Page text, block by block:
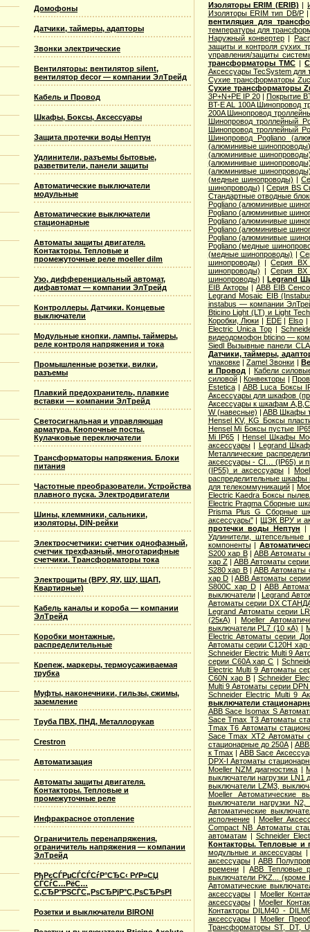
Домофоны
Датчики, таймеры, адапторы
Звонки электрические
Вентиляторы: вентилятор silent,
вентилятор decor — компании ЭлТрейд
Кабель и Провод
Шкафы, Боксы, Аксессуары
Защита протечки воды Нептун
Удлинители, разъемы бытовые,
разветвители, панели защиты
Автоматические выключатели
модульные
Автоматические выключатели
стационарные
Автоматы защиты двигателя.
Контакторы. Тепловые и
промежуточные реле moeller dilm
Узо, дифференциальный автомат,
дифавтомат — компании ЭлТрейд
Контроллеры. Датчики. Концевые
выключатели
Модульные кнопки, лампы, таймеры,
реле контроля напряжения и тока
Промышленные розетки, вилки,
разъемы
Плавкий предохранитель, плавкие
вставки — компании ЭлТрейд
Светосигнальная и управляющая
арматура. Кнопочные посты.
Кулачковые переключатели
Трансформаторы напряжения. Блоки
питания
Частотные преобразователи. Устройства
плавного пуска. Электродвигатели
Шины, клеммники, сальники,
изоляторы, DIN-рейки
Электросчетчики: счетчик однофазный,
счетчик трехфазный, многотарифные
счетчики. Трансформаторы тока
Электрощиты (ВРУ, ЯУ, ЩУ, ЩАП,
Квартирные)
Кабель каналы и короба — компании
ЭлТрейд
Коробки монтажные,
распределительные
Крепеж, маркеры, термоусаживаемая
трубка
Муфты, наконечники, гильзы, сжимы,
заземление
Труба ПВХ, ПНД, Металлорукав
Crestron
Автоматизация
Автоматы защиты двигателя.
Контакторы. Тепловые и
промежуточные реле
Инфракрасное отопление
Ограничитель перенапряжения,
ограничитель напряжения — компании
ЭлТрейд
РђРєСЃРµСЃСЃСѓР°СЂС‹ РґР»СЏ
СЃСѓС…РёС…
С‚СЂР°РЅСЃС„РѕСЂРјР°С‚РѕСЂРѕРІ
Розетки и выключатели BIRONI
Изоляторы ERIM (ERIB) |
Изоляторы ERIM тип DB/P
вентиляция для
температуры для
Наружный конвертер |
защиты и контроля сухих
управления/защиты
трансформаторы TMC|
Аксессуары TecSystem для
Сухие трансформаторы
Сухие трансформаторы
3P+N+PE IP 20| Покрытие
BT-E AL 100A Шинопровод
200A Шинопровод
Шинопровод троллейный
Шинопровод троллейный
Шинопровод Pogliano
(алюминивые
(алюминивые
(алюминивые
(алюминивые
(медные шинопроводы) |
шинопроводы) |Серия ВS
Стандартные отводные
Pogliano (алюминивые
Pogliano (алюминивые
Pogliano (алюминивые
Pogliano (алюминивые
Pogliano (алюминивые
Pogliano (медные
(медные шинопроводы) |
шинопроводы) |Серия ВХ
шинопроводы) |Серия ВХ
шинопроводы) | Legrand
EIB Акторы| ABB EIB
Legrand Mosaic ЕIB
instabus — компании
Bticino Light (LT) и Light
Коробки, Люки | EDE| Elso|
Electric Unica Top|
видеодомофон bticino —
Siedl Вызывные панели
Датчики, таймеры,
упаковке|Zamel Звонки |
и Провод | Кабели
силовой|Конвекторы |
Estetica| ABB Luca Боксы
Аксессуары для шкафов
Аксессуары к шкафам
W (навесные) |ABB Шкафы
Hensel KV, KG Боксы
Hensel Mi Боксы пустые
Mi IP65 |Hensel Шкафы
аксессуары| Legrand
Металлические
аксессуары - CI… (IP65) и
(IP55) и аксессуары|
распределительные
для телекоммуникаций|
Electric Kaedra Боксы
Electric Pragma Сборные
Prisma Plus G Сборные
аксессуары"|ЩЭК ВРУ и
протечки воды Нептун
Удлинители, штепсельные
компоненты|
S200 хар B| ABB Автоматы
хар Z| ABB Автоматы
S280 хар B| ABB Автоматы
хар D | ABB Автоматы
S800C хар D|ABB
выключатели| Legrand
Автоматы серии DX
Legrand Автоматы серии
(25кА) |Moeller
выключатели PL7 (10 кА) |
Electric Aвтоматы серии
Автоматы серии C120H хар
Schneider Electric Multi 9
серии C60A хар C |
Electric Multi 9 Автоматы
C60N хар B| Schneider
Multi 9 Автоматы серии
Schneider Electric Multi 9
выключатели
ABB Sace Isomax S
Sace Tmax T3 Автоматы
Tmax T6 Автоматы
Sace Tmax XT2 Автоматы
стационарные до 250А|
к Tmax | ABB Sace
DPX-I Автоматы
Moeller NZM диагностика |
выключатели нагрузки LN1
выключатели LZM3,
Moeller Автоматические
выключатели нагрузки
Автоматические
исполнение| Moeller
Compact NB Автоматы
автоматам | Schneider
Контакторы. Тепловые и
модульные и аксессуары
аксессуары|ABB
времени| ABB Тепловые
выключатели PKZ... (кроме
Автоматические
аксессуары| Moeller
аксессуары|Moeller
Контакторы DILM40 -
аксессуары|Moeller
Трансформаторы ST, DT,